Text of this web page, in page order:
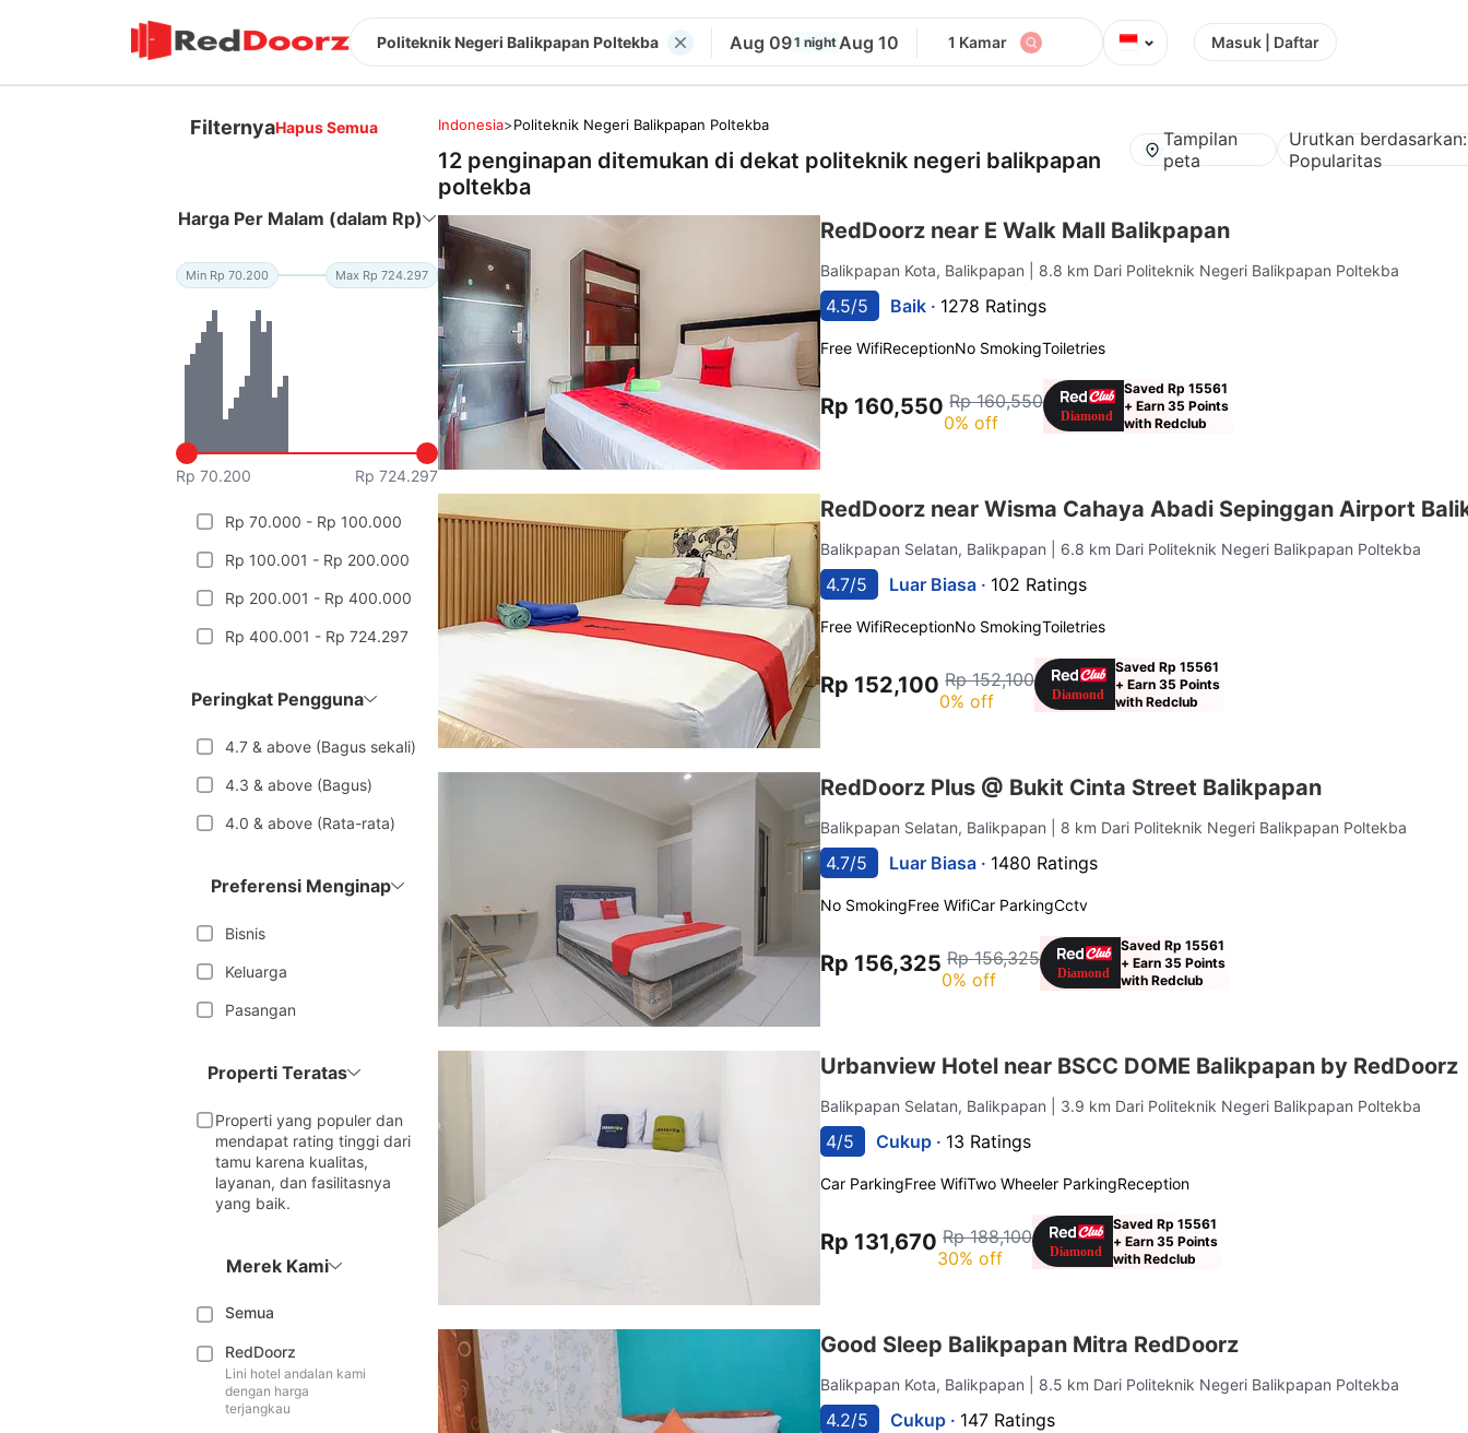
Politeknik Negeri Balikpapan Poltekba Aug 091 night Aug 10 1 Kamar ⌄ Masuk | Daftar
FilternyaHapus Semua
Harga Per Malam (dalam Rp)
Min Rp 70.200 Max Rp 724.297
Rp 70.200 Rp 724.297
Rp 70.000 - Rp 100.000
Rp 100.001 - Rp 200.000
Rp 200.001 - Rp 400.000
Rp 400.001 - Rp 724.297
Peringkat Pengguna
4.7 & above (Bagus sekali)
4.3 & above (Bagus)
4.0 & above (Rata-rata)
Preferensi Menginap
Bisnis
Keluarga
Pasangan
Properti Teratas
Properti yang populer dan
mendapat rating tinggi dari
tamu karena kualitas,
layanan, dan fasilitasnya
yang baik.
Merek Kami
Semua
RedDoorz
Lini hotel andalan kami
dengan harga
terjangkau
Indonesia>Politeknik Negeri Balikpapan Poltekba
12 penginapan ditemukan di dekat politeknik negeri balikpapan
poltekba
Tampilan
peta
Urutkan berdasarkan:
Popularitas
RedDoorz near E Walk Mall Balikpapan
Balikpapan Kota, Balikpapan | 8.8 km Dari Politeknik Negeri Balikpapan Poltekba
4.5/5 Baik · 1278 Ratings
Free WifiReceptionNo SmokingToiletries
Rp 160,550 Rp 160,550
0% off
Saved Rp 15561
+ Earn 35 Points
with Redclub
RedDoorz near Wisma Cahaya Abadi Sepinggan Airport
Balikpapan Selatan, Balikpapan | 6.8 km Dari Politeknik Negeri Balikpapan Poltekba
4.7/5 Luar Biasa · 102 Ratings
Free WifiReceptionNo SmokingToiletries
Rp 152,100 Rp 152,100
0% off
Saved Rp 15561
+ Earn 35 Points
with Redclub
RedDoorz Plus @ Bukit Cinta Street Balikpapan
Balikpapan Selatan, Balikpapan | 8 km Dari Politeknik Negeri Balikpapan Poltekba
4.7/5 Luar Biasa · 1480 Ratings
No SmokingFree WifiCar ParkingCctv
Rp 156,325 Rp 156,325
0% off
Saved Rp 15561
+ Earn 35 Points
with Redclub
Urbanview Hotel near BSCC DOME Balikpapan by RedDoorz
Balikpapan Selatan, Balikpapan | 3.9 km Dari Politeknik Negeri Balikpapan Poltekba
4/5 Cukup · 13 Ratings
Car ParkingFree WifiTwo Wheeler ParkingReception
Rp 131,670 Rp 188,100
30% off
Saved Rp 15561
+ Earn 35 Points
with Redclub
Good Sleep Balikpapan Mitra RedDoorz
Balikpapan Kota, Balikpapan | 8.5 km Dari Politeknik Negeri Balikpapan Poltekba
4.2/5 Cukup · 147 Ratings